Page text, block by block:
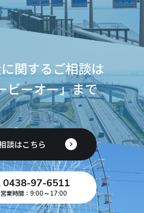
関するご相談は
ビーオー」まで
談はこちら
0438-97-6511
営業時間： 9:00～17:00